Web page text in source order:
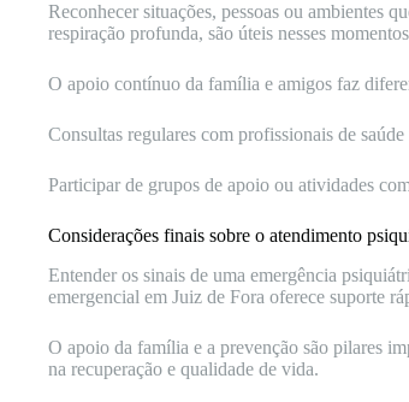
Reconhecer situações, pessoas ou ambientes
respiração profunda, são úteis nesses
O apoio contínuo da família e amigos faz
Consultas regulares com profissionais de
Participar de grupos de apoio ou atividades
Considerações finais sobre o atendimento
Entender os sinais de uma emergência
emergencial em Juiz de Fora oferece suporte
O apoio da família e a prevenção são pilares
na recuperação e qualidade de vida.